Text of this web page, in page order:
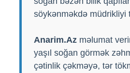
söykənməkdə müdrikliyi
Anarim.Az məlumat
yaşıl soğan görmək
çətinlik çəkməyə, tər